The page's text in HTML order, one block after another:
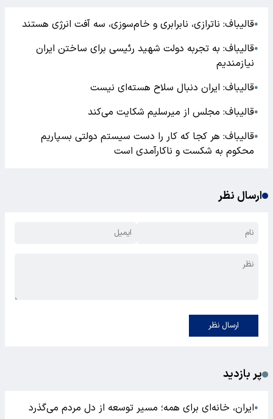
●قالیباف: ناترازی، نابرابری و خام‌سوزی، سه آفت انرژی هستند
●قالیباف: به تجربه دولت شهید رئیسی برای ساختن ایران
نیازمندیم
●قالیباف: ایران دنبال سلاح هسته‌ای نیست
●قالیباف: مجلس از میرسلیم شکایت می‌کند
●قالیباف: هر کجا که کار را دست سیستم دولتی بسپاریم
محکوم به شکست و ناکارآمدی است
ارسال نظر
ارسال نظر
پر بازدید
●ایران، خانه‌ای برای همه؛ مسیر توسعه از دل مردم می‌گذرد